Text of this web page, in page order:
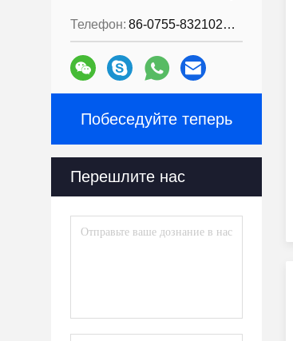
Телефон: 86-0755-83210232
Побеседуйте теперь
Перешлите нас